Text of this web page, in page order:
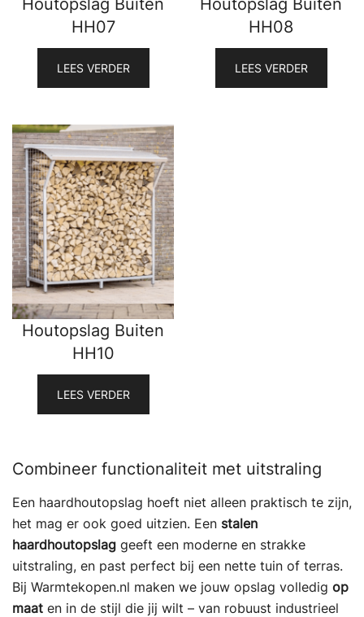
Houtopslag Buiten
HH07
LEES VERDER
Houtopslag Buiten
HH08
LEES VERDER
Houtopslag Buiten
HH10
LEES VERDER
Combineer functionaliteit met uitstraling
Een haardhoutopslag hoeft niet alleen praktisch te zijn,
het mag er ook goed uitzien. Een stalen
haardhoutopslag geeft een moderne en strakke
uitstraling, en past perfect bij een nette tuin of terras.
Bij Warmtekopen.nl maken we jouw opslag volledig op
maat en in de stijl die jij wilt – van robuust industrieel